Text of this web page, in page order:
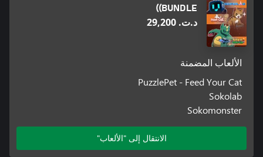
(BUNDLE)
د.ت.‏ 29,200
الألعاب المضمنة
PuzzlePet - Feed Your Cat
Sokolab
Sokomonster
الانتقال إلى "الألعاب"